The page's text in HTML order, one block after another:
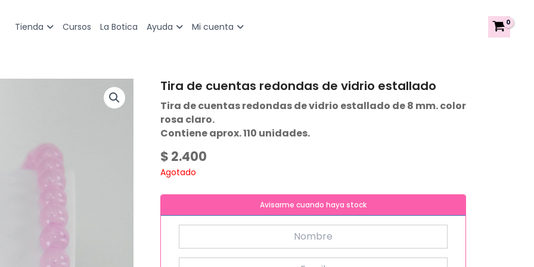
Tienda Cursos La Botica Ayuda Mi cuenta
Tira de cuentas redondas de vidrio estallado
Tira de cuentas redondas de vidrio estallado de 8 mm. color
rosa claro.
Contiene aprox. 110 unidades.
$ 2.400
Agotado
Avisarme cuando haya stock